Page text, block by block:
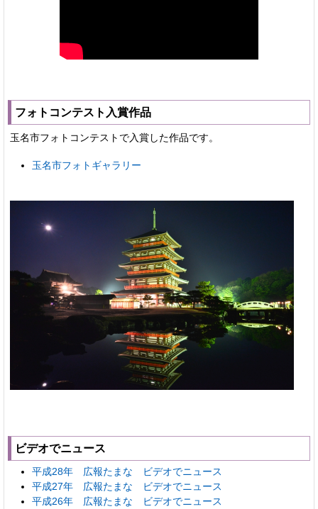
フォトコンテスト入賞作品
玉名市フォトコンテストで入賞した作品です。
玉名市フォトギャラリー
ビデオでニュース
平成28年 広報たまな ビデオでニュース
平成27年 広報たまな ビデオでニュース
平成26年 広報たまな ビデオでニュース